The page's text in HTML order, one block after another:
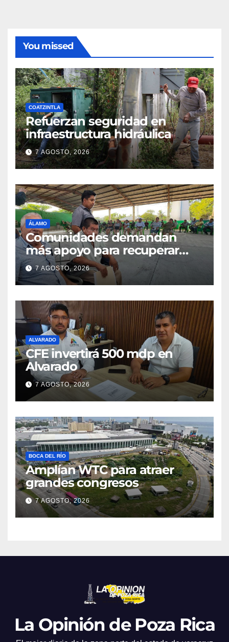
You missed
COATZINTLA
Refuerzan seguridad en
infraestructura hidráulica
7 AGOSTO, 2026
ÁLAMO
Comunidades demandan
más apoyo para recuperar
parcelas
7 AGOSTO, 2026
ALVARADO
CFE invertirá 500 mdp en
Alvarado
7 AGOSTO, 2026
BOCA DEL RÍO
Amplían WTC para atraer
grandes congresos
7 AGOSTO, 2026
La Opinión de Poza Rica